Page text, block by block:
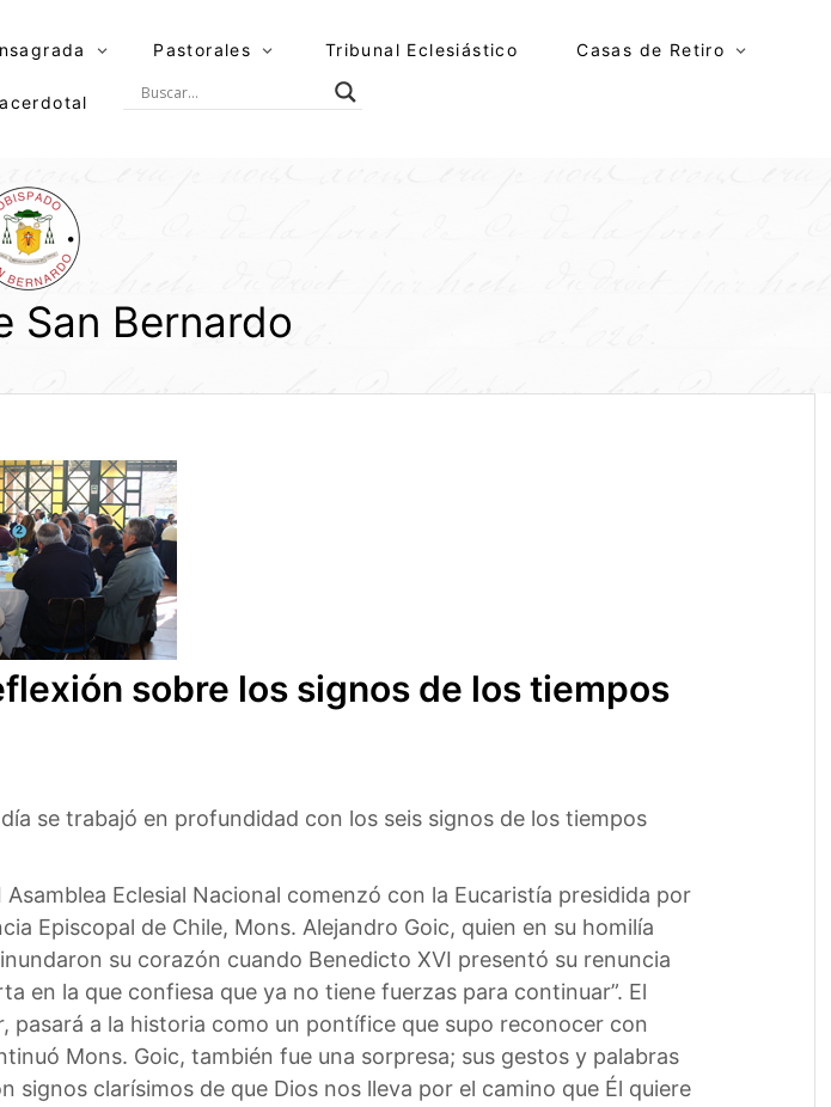
Pastorales Tribunal Eclesiástico Casas de Retiro
San Bernardo
sobre los signos de los tiempos
se trabajó en profundidad con los seis signos de los tiempos
Eclesial Nacional comenzó con la Eucaristía presidida por
Episcopal de Chile, Mons. Alejandro Goic, quien en su homilía
su corazón cuando Benedicto XVI presentó su renuncia
en la que confiesa que ya no tiene fuerzas para continuar”. El
pasará a la historia como un pontífice que supo reconocer con
Mons. Goic, también fue una sorpresa; sus gestos y palabras
signos clarísimos de que Dios nos lleva por el camino que Él quiere